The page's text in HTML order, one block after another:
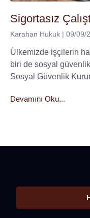
Sigortasız
Karahan Hukuk 09/09/
Ülkemizde işçilerin
biri de sosyal
Sosyal Güvenlik
Devamını Oku...